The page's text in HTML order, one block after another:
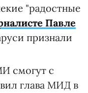
"радостные
Павле
признали
смогут с
глава МИД в